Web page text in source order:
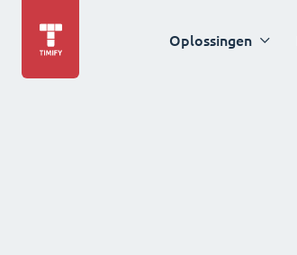
Oplossingen